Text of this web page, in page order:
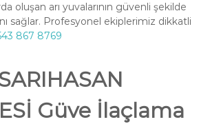
oluşan arı yuvalarının güvenli şekilde
sağlar. Profesyonel ekiplerimiz dikkatli
867 8769
Güve İlaçlama